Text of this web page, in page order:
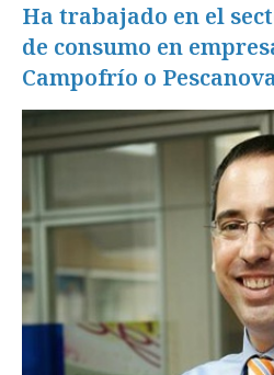
Ha trabajado en el
de consumo en
Campofrío o